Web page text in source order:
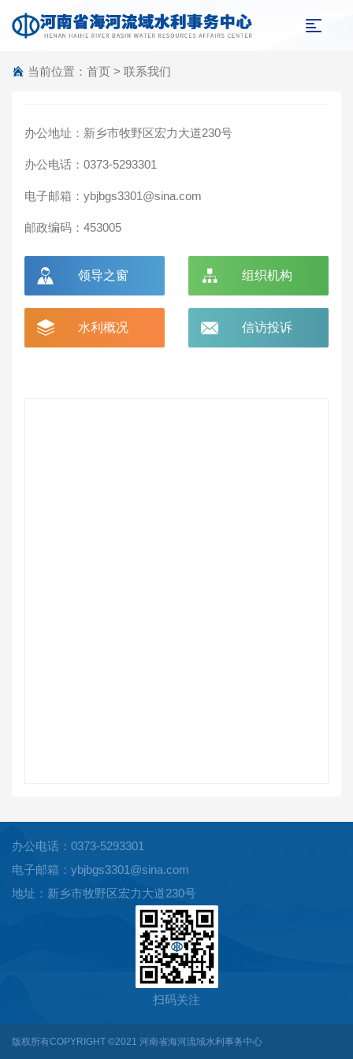
当前位置： 首页 > 联系我们
办公地址：新乡市牧野区宏力大道230号
办公电话：0373-5293301
电子邮箱：ybjbgs3301@sina.com
邮政编码：453005
领导之窗 组织机构
水利概况 信访投诉
办公电话：0373-5293301
电子邮箱：ybjbgs3301@sina.com
地址：新乡市牧野区宏力大道230号
扫码关注
版权所有COPYRIGHT ©2021 河南省海河流域水利事务中心